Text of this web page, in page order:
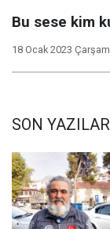
Bu sese kim
18 Ocak 2023
SON YAZILAR